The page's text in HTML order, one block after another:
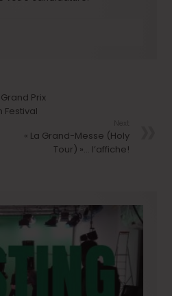
Prix
Festival
« La Grand-Messe (Holy
Tour) »… l’affiche!